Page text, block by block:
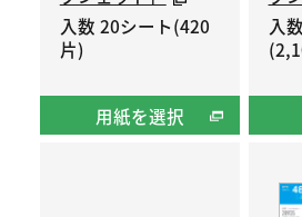
入数 20シート(420
片)
用紙を選択
入